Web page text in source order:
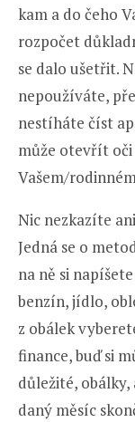
kam a do čeho
rozpočet
se dalo ušetřit.
nepoužíváte,
nestíháte číst
může otevřít
Vašem/
Nic nezkazíte
Jedná se o
na ně si
benzín, jídlo,
z obálek
finance, buď si
důležité,
daný měsíc